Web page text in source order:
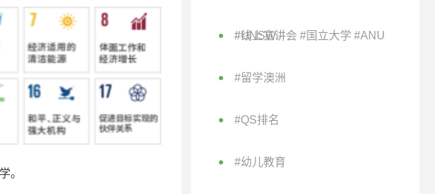
#UNSW
#线上宣讲会 #国立大学 #ANU
#留学澳洲
#QS排名
#幼儿教育
。